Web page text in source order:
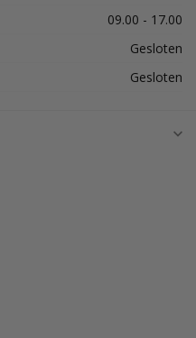
09.00 - 17.00
Gesloten
Gesloten